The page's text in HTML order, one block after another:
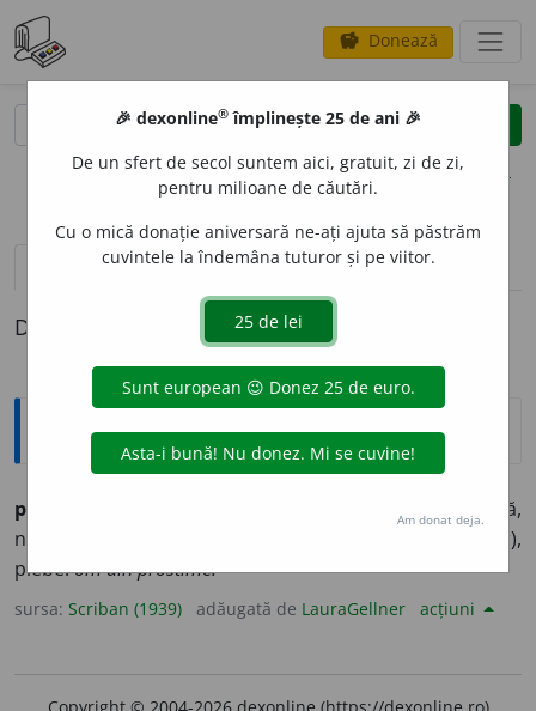
savings Donează
clear
opțiuni
definiții (1) pronunțievolume_up (14)
Definiția cu ID-ul 700029:
Explicative DEX
prostíme
Simplicitate, umilință,
neînsemnătate.
Clasa proștilor (săracilor),
plebe:om din prostime.
sursa: Scriban (1939) adăugată de LauraGellner acțiuni
🎉 dexonline® împlinește 25 de ani 🎉
De un sfert de secol suntem aici, gratuit, zi de zi,
pentru milioane de căutări.
Cu o mică donație aniversară ne-ați ajuta să păstrăm
cuvintele la îndemâna tuturor și pe viitor.
Am donat deja.